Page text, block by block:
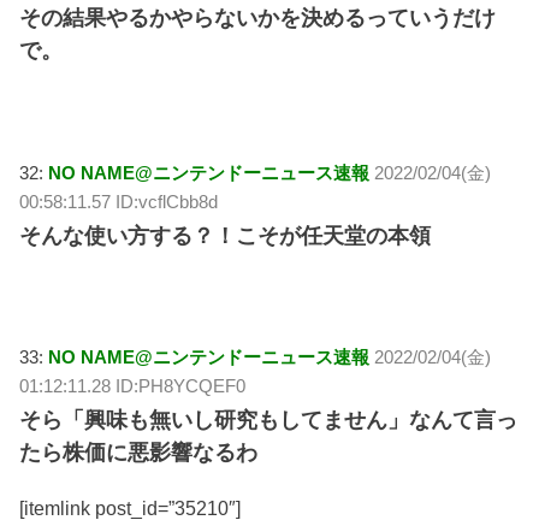
その結果やるかやらないかを決めるっていうだけ
で。
32: NO NAME@ニンテンドーニュース速報 2022/02/04(金)
00:58:11.57 ID:vcflCbb8d
そんな使い方する？！こそが任天堂の本領
33: NO NAME@ニンテンドーニュース速報 2022/02/04(金)
01:12:11.28 ID:PH8YCQEF0
そら「興味も無いし研究もしてません」なんて言っ
たら株価に悪影響なるわ
[itemlink post_id=”35210″]